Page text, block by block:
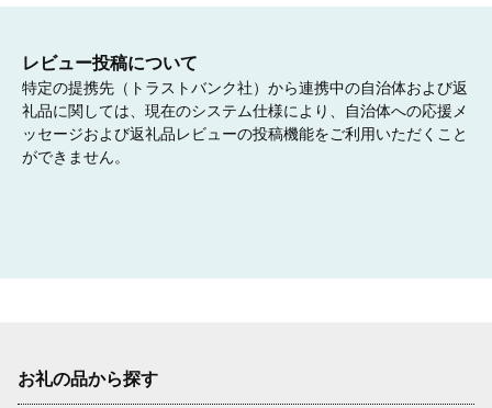
レビュー投稿について
特定の提携先（トラストバンク社）から連携中の自治体および返
礼品に関しては、現在のシステム仕様により、自治体への応援メ
ッセージおよび返礼品レビューの投稿機能をご利用いただくこと
ができません。
お礼の品から探す